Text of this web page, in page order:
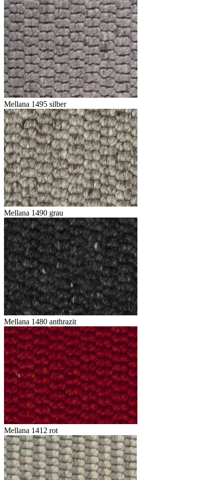
Mellana 1495 silber
Mellana 1490 grau
Mellana 1480 anthrazit
Mellana 1412 rot